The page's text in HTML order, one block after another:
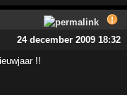
24 december 2009 18:32
!!